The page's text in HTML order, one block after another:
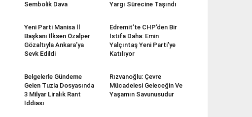
Sembolik Dava
Yargı Sürecine Taşındı
Yeni Parti Manisa İl
Başkanı İlksen Özalper
Gözaltıyla Ankara’ya
Sevk Edildi
Edremit’te CHP’den Bir
İstifa Daha: Emin
Yalçıntaş Yeni Parti’ye
Katılıyor
Belgelerle Gündeme
Gelen Tuzla Dosyasında
3 Milyar Liralık Rant
İddiası
Rızvanoğlu: Çevre
Mücadelesi Geleceğin Ve
Yaşamın Savunusudur